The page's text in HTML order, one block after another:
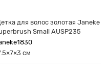
для волос золотая Janeke
Small AUSP235
см